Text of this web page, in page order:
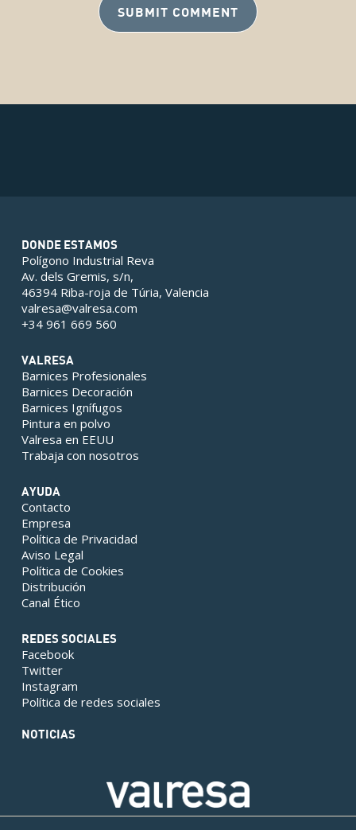
DONDE ESTAMOS
Polígono Industrial Reva
Av. dels Gremis, s/n,
46394 Riba-roja de Túria, Valencia
valresa@valresa.com
+34 961 669 560
VALRESA
Barnices Profesionales
Barnices Decoración
Barnices Ignífugos
Pintura en polvo
Valresa en EEUU
Trabaja con nosotros
AYUDA
Contacto
Empresa
Política de Privacidad
Aviso Legal
Política de Cookies
Distribución
Canal Ético
REDES SOCIALES
Facebook
Twitter
Instagram
Política de redes sociales
NOTICIAS